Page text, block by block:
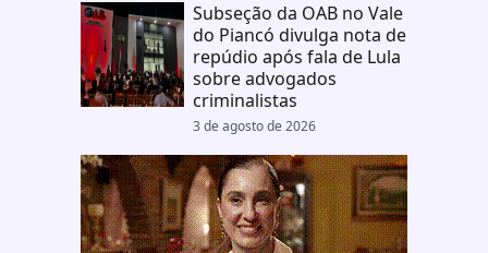
Subseção da OAB no Vale
do Piancó divulga nota de
repúdio após fala de Lula
sobre advogados
criminalistas
3 de agosto de 2026